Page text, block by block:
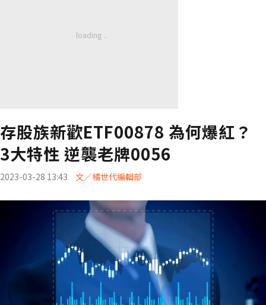
存股族新歡ETF00878 為何爆紅？
3大特性 逆襲老牌0056
2023-03-28 13:43 文／橘世代編輯部